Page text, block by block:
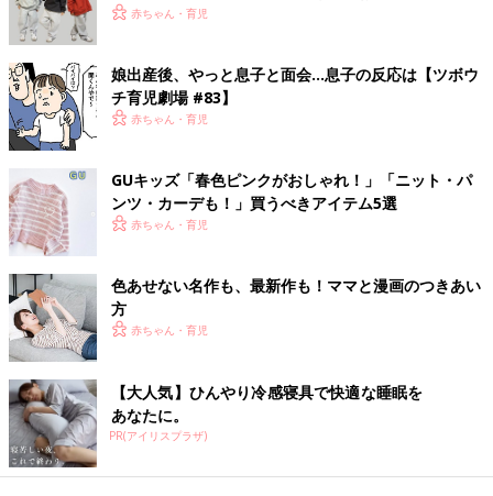
5選赤ちゃん・育児
娘出産後、やっと息子と面会…息子の反応は【ツボウ
チ育児劇場 #83】
赤ちゃん・育児
GUキッズ「春色ピンクがおしゃれ！」「ニット・パ
ンツ・カーデも！」買うべきアイテム5選
赤ちゃん・育児
色あせない名作も、最新作も！ママと漫画のつきあい
方
赤ちゃん・育児
【大人気】ひんやり冷感寝具で快適な睡眠を
あなたに。
PR(アイリスプラザ)